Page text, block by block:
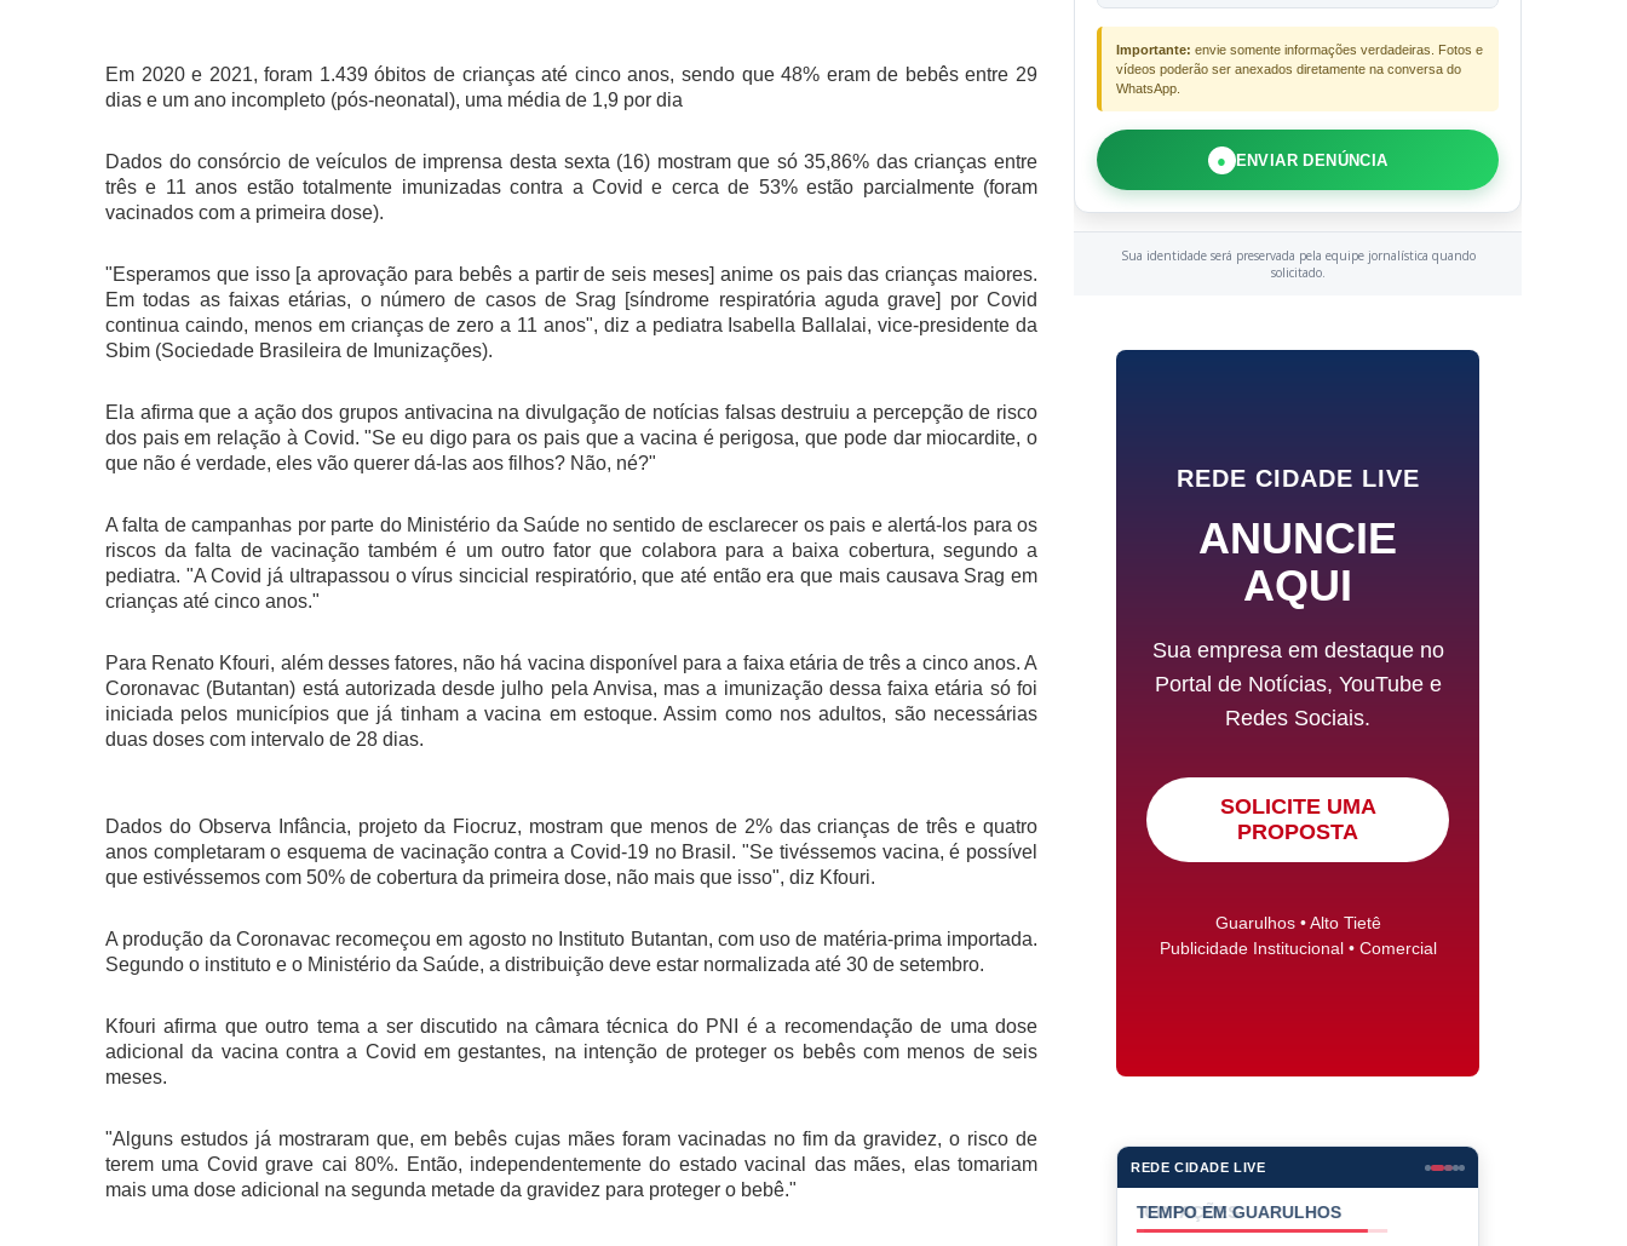
Em 2020 e 2021, foram 1.439 óbitos de crianças até cinco anos, sendo que 48% eram de bebês entre 29
dias e um ano incompleto (pós-neonatal), uma média de 1,9 por dia
Dados do consórcio de veículos de imprensa desta sexta (16) mostram que só 35,86% das crianças entre
três e 11 anos estão totalmente imunizadas contra a Covid e cerca de 53% estão parcialmente (foram
vacinados com a primeira dose).
"Esperamos que isso [a aprovação para bebês a partir de seis meses] anime os pais das crianças maiores.
Em todas as faixas etárias, o número de casos de Srag [síndrome respiratória aguda grave] por Covid
continua caindo, menos em crianças de zero a 11 anos", diz a pediatra Isabella Ballalai, vice-presidente da
Sbim (Sociedade Brasileira de Imunizações).
Ela afirma que a ação dos grupos antivacina na divulgação de notícias falsas destruiu a percepção de risco
dos pais em relação à Covid. "Se eu digo para os pais que a vacina é perigosa, que pode dar miocardite, o
que não é verdade, eles vão querer dá-las aos filhos? Não, né?"
A falta de campanhas por parte do Ministério da Saúde no sentido de esclarecer os pais e alertá-los para os
riscos da falta de vacinação também é um outro fator que colabora para a baixa cobertura, segundo a
pediatra. "A Covid já ultrapassou o vírus sincicial respiratório, que até então era que mais causava Srag em
crianças até cinco anos."
Para Renato Kfouri, além desses fatores, não há vacina disponível para a faixa etária de três a cinco anos. A
Coronavac (Butantan) está autorizada desde julho pela Anvisa, mas a imunização dessa faixa etária só foi
iniciada pelos municípios que já tinham a vacina em estoque. Assim como nos adultos, são necessárias
duas doses com intervalo de 28 dias.
Dados do Observa Infância, projeto da Fiocruz, mostram que menos de 2% das crianças de três e quatro
anos completaram o esquema de vacinação contra a Covid-19 no Brasil. "Se tivéssemos vacina, é possível
que estivéssemos com 50% de cobertura da primeira dose, não mais que isso", diz Kfouri.
A produção da Coronavac recomeçou em agosto no Instituto Butantan, com uso de matéria-prima importada.
Segundo o instituto e o Ministério da Saúde, a distribuição deve estar normalizada até 30 de setembro.
Kfouri afirma que outro tema a ser discutido na câmara técnica do PNI é a recomendação de uma dose
adicional da vacina contra a Covid em gestantes, na intenção de proteger os bebês com menos de seis
meses.
"Alguns estudos já mostraram que, em bebês cujas mães foram vacinadas no fim da gravidez, o risco de
terem uma Covid grave cai 80%. Então, independentemente do estado vacinal das mães, elas tomariam
mais uma dose adicional na segunda metade da gravidez para proteger o bebê."
Importante: envie somente informações verdadeiras. Fotos e
vídeos poderão ser anexados diretamente na conversa do
WhatsApp.
● ENVIAR DENÚNCIA
Sua identidade será preservada pela equipe jornalística quando
solicitado.
REDE CIDADE LIVE
ANUNCIE
AQUI
Sua empresa em destaque no
Portal de Notícias, YouTube e
Redes Sociais.
SOLICITE UMA
PROPOSTA
Guarulhos • Alto Tietê
Publicidade Institucional • Comercial
REDE CIDADE LIVE
COTAÇÕES